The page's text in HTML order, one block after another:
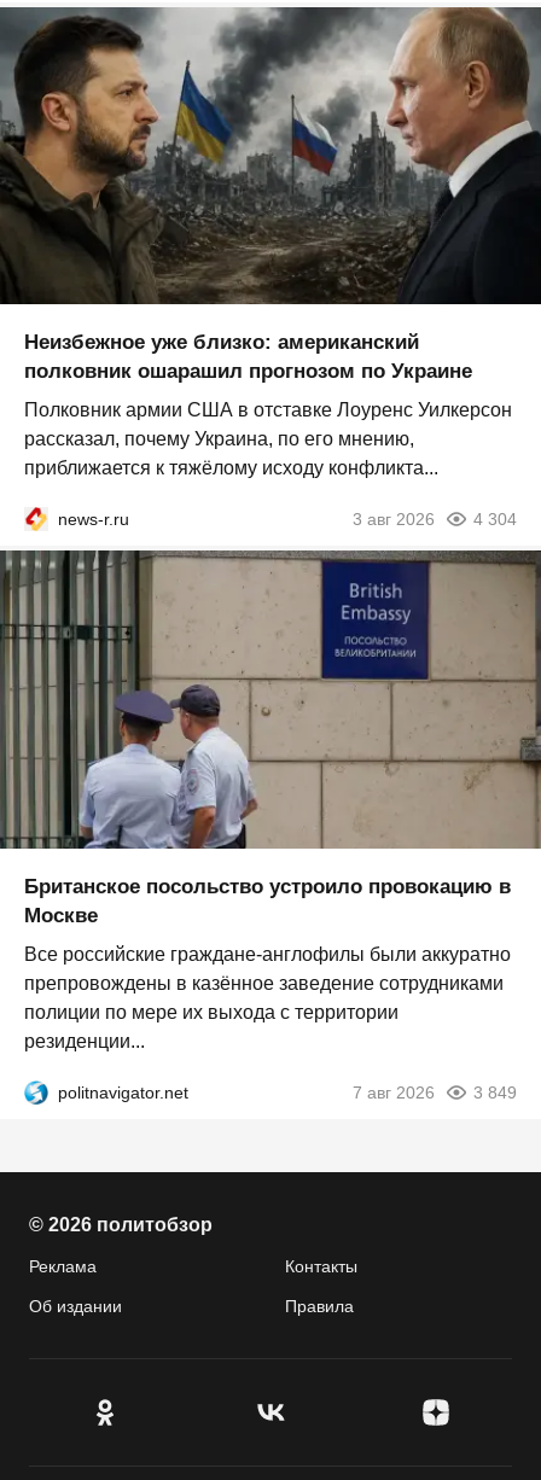
Неизбежное уже близко: американский
полковник ошарашил прогнозом по Украине
Полковник армии США в отставке Лоуренс Уилкерсон
рассказал, почему Украина, по его мнению,
приближается к тяжёлому исходу конфликта...
news-r.ru 3 авг 2026 4 304
Британское посольство устроило провокацию в
Москве
Все российские граждане-англофилы были аккуратно
препровождены в казённое заведение сотрудниками
полиции по мере их выхода с территории
резиденции...
politnavigator.net 7 авг 2026 3 849
© 2026 политобзор
Реклама Контакты
Об издании Правила